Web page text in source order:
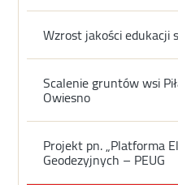
Wzrost jakości edukacji
Scalenie gruntów wsi
Owiesno
Projekt pn. „Platforma
Geodezyjnych – PEUG